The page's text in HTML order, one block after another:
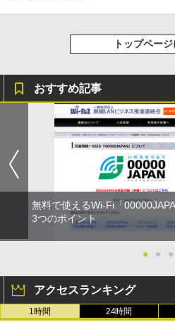
トップペー
おすすめ記事
無料で使えるWi-Fi「
3つのポイント
● ● ●
アクセスランキング
1時間 24時間